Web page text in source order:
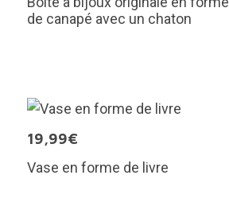
de canapé avec un chaton
19,99€
Vase en forme de livre